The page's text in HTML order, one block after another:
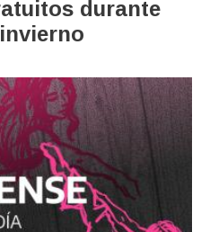
durante